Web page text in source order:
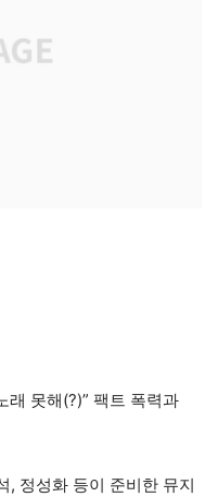
래 못해(?)” 팩트 폭력과
, 정성화 등이 준비한 뮤지